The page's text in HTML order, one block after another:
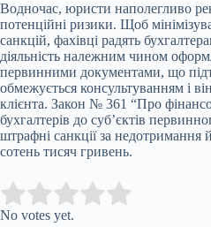
Водночас, юристи наполегливо
потенційні ризики. Щоб
санкцій, фахівці радять
діяльність належним чином
первинними документами, що
обмежується консультуванням і
клієнта. Закон № 361 “Про
бухгалтерів до суб’єктів
штрафні санкції за
сотень тисяч гривень.
Rate this item:
No votes yet.